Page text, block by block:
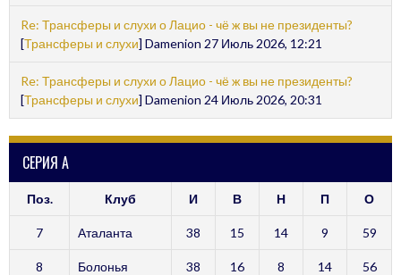
Re: Трансферы и слухи о Лацио - чё ж вы не президенты?
[Трансферы и слухи] Damenion 27 Июль 2026, 12:21
Re: Трансферы и слухи о Лацио - чё ж вы не президенты?
[Трансферы и слухи] Damenion 24 Июль 2026, 20:31
СЕРИЯ А
Поз. Клуб И В Н П О
7 Аталанта 38 15 14 9 59
8 Болонья 38 16 8 14 56